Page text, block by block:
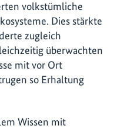
volkstümliche
Dies stärkte
zugleich
überwachten
mit vor Ort
so Erhaltung
Wissen mit